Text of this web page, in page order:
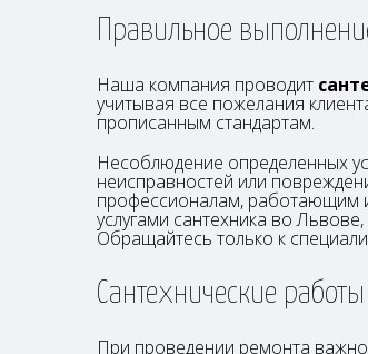
Правильное
Наша компания проводит
учитывая все пожелания
прописанным стандартам.
Несоблюдение определенных
неисправностей или
профессионалам, работающим
услугами сантехника во
Обращайтесь только к
Сантехнические
При проведении ремонта